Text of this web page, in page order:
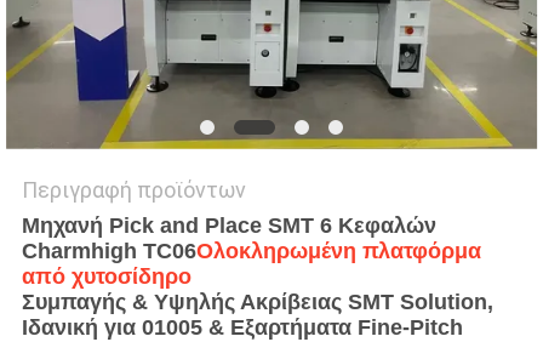
Περιγραφή προϊόντων
Μηχανή Pick and Place SMT 6 Κεφαλών
Charmhigh TC06Ολοκληρωμένη πλατφόρμα
από χυτοσίδηρο
Συμπαγής & Υψηλής Ακρίβειας SMT Solution,
Ιδανική για 01005 & Εξαρτήματα Fine-Pitch